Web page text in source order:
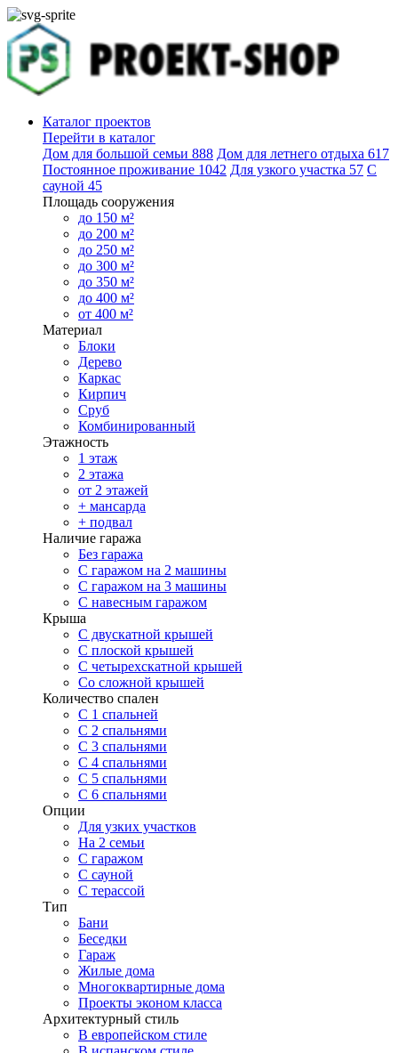
Каталог проектов
Перейти в каталог
Дом для большой семьи 888 Дом для летнего отдыха 617
Постоянное проживание 1042 Для узкого участка 57 С
сауной 45
Площадь сооружения
до 150 м²
до 200 м²
до 250 м²
до 300 м²
до 350 м²
до 400 м²
от 400 м²
Материал
Блоки
Дерево
Каркас
Кирпич
Сруб
Комбинированный
Этажность
1 этаж
2 этажа
от 2 этажей
+ мансарда
+ подвал
Наличие гаража
Без гаража
С гаражом на 2 машины
С гаражом на 3 машины
С навесным гаражом
Крыша
С двускатной крышей
С плоской крышей
С четырехскатной крышей
Со сложной крышей
Количество спален
С 1 спальней
С 2 спальнями
С 3 спальнями
С 4 спальнями
С 5 спальнями
С 6 спальнями
Опции
Для узких участков
На 2 семьи
С гаражом
С сауной
С терассой
Тип
Бани
Беседки
Гараж
Жилые дома
Многоквартирные дома
Проекты эконом класса
Архитектурный стиль
В европейском стиле